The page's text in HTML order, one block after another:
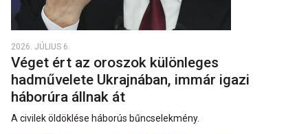
2026. JÚLIUS 6.
Véget ért az oroszok különleges
hadművelete Ukrajnában, immár igazi
háborúra állnak át
A civilek öldöklése háborús bűncselekmény.